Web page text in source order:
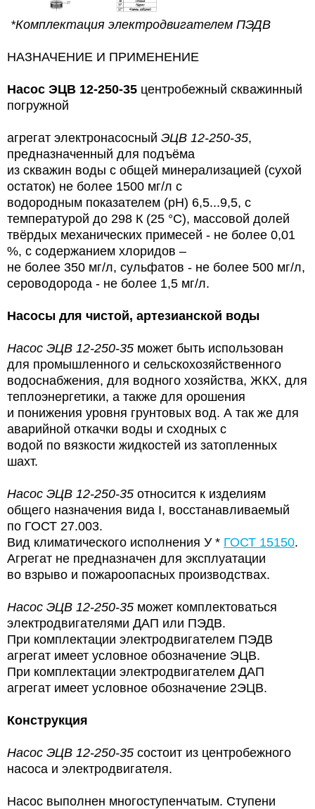
*Комплектация электродвигателем ПЭДВ
НАЗНАЧЕНИЕ И ПРИМЕНЕНИЕ
Насос ЭЦВ 12-250-35 центробежный скважинный
погружной
агрегат электронасосный ЭЦВ 12-250-35,
предназначенный для подъёма
из скважин воды с общей минерализацией (сухой
остаток) не более 1500 мг/л с
водородным показателем (рН) 6,5...9,5, с
температурой до 298 К (25 °С), массовой долей
твёрдых механических примесей - не более 0,01
%, с содержанием хлоридов –
не более 350 мг/л, сульфатов - не более 500 мг/л,
сероводорода - не более 1,5 мг/л.
Насосы для чистой, артезианской воды
Насос ЭЦВ 12-250-35 может быть использован
для промышленного и сельскохозяйственного
водоснабжения, для водного хозяйства, ЖКХ, для
теплоэнергетики, а также для орошения
и понижения уровня грунтовых вод. А так же для
аварийной откачки воды и сходных с
водой по вязкости жидкостей из затопленных
шахт.
Насос ЭЦВ 12-250-35 относится к изделиям
общего назначения вида I, восстанавливаемый
по ГОСТ 27.003.
Вид климатического исполнения У * ГОСТ 15150.
Агрегат не предназначен для эксплуатации
во взрыво и пожароопасных производствах.
Насос ЭЦВ 12-250-35 может комплектоваться
электродвигателями ДАП или ПЭДВ.
При комплектации электродвигателем ПЭДВ
агрегат имеет условное обозначение ЭЦВ.
При комплектации электродвигателем ДАП
агрегат имеет условное обозначение 2ЭЦВ.
Конструкция
Насос ЭЦВ 12-250-35 состоит из центробежного
насоса и электродвигателя.
Насос выполнен многоступенчатым. Ступени